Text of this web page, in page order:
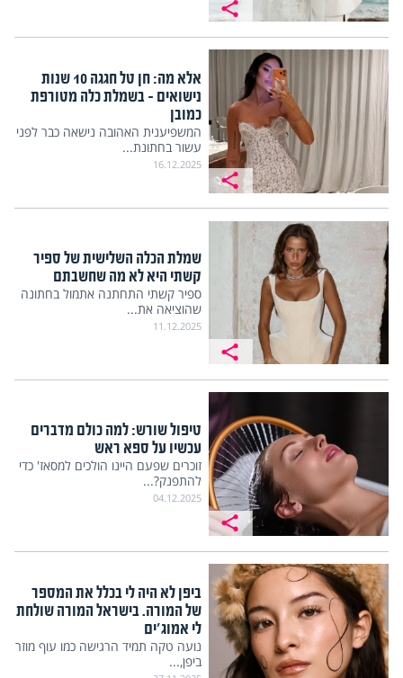
אלא מה: חן טל חגגה 10 שנות
נישואים – בשמלת כלה מטורפת
כמובן
המשפיענית האהובה נישאה כבר לפני
עשור בחתונת...
16.12.2025
שמלת הכלה השלישית של ספיר
קשתי היא לא מה שחשבתם
ספיר קשתי התחתנה אתמול בחתונה
שהוציאה את...
11.12.2025
טיפול שורש: למה כולם מדברים
עכשיו על ספא ראש
זוכרים שפעם היינו הולכים למסאז' כדי
להתפנק?...
04.12.2025
ביפן לא היה לי בכלל את המספר
של המורה. בישראל המורה שולחת
לי אמוג'ים
נועה טקה תמיד הרגישה כמו עוף מוזר
ביפן,...